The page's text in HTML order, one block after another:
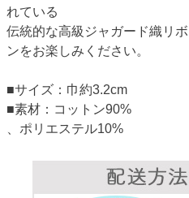
れている
伝統的な高級ジャガード織リ
ンをお楽しみください。
■サイズ：巾約3.2cm
■素材：コットン90%
、ポリエステル10%